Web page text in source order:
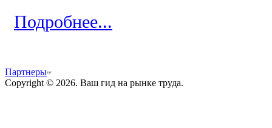
Подробнее...
Партнеры
Copyright © 2026. Ваш гид на рынке труда.